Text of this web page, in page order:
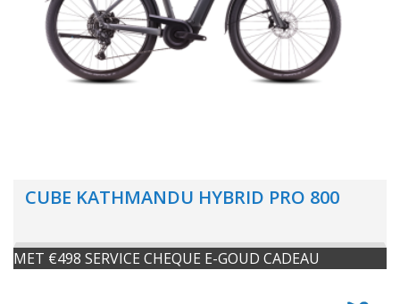
CUBE KATHMANDU HYBRID PRO 800
MET €498 SERVICE CHEQUE E-GOUD CADEAU